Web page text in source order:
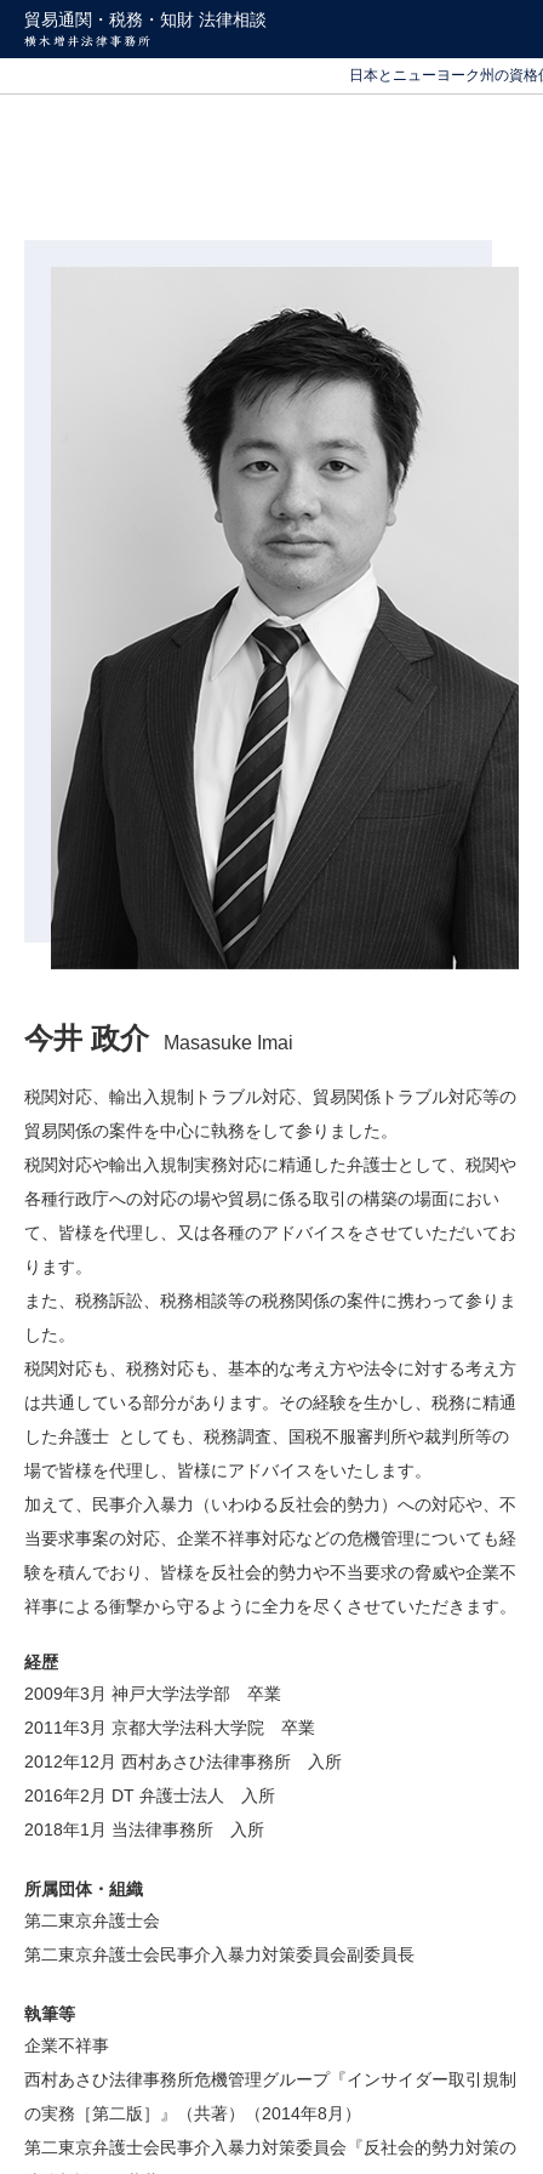
貿易通関・税務・知財 法律相談
日本とニューヨーク州の資
今井 政介 Masasuke Imai
税関対応、輸出入規制トラブル対応、貿易関係トラブル対応等の
貿易関係の案件を中心に執務をして参りました。
税関対応や輸出入規制実務対応に精通した弁護士として、税関や
各種行政庁への対応の場や貿易に係る取引の構築の場面におい
て、皆様を代理し、又は各種のアドバイスをさせていただいてお
ります。
また、税務訴訟、税務相談等の税務関係の案件に携わって参りま
した。
税関対応も、税務対応も、基本的な考え方や法令に対する考え方
は共通している部分があります。その経験を生かし、税務に精通
した弁護士 としても、税務調査、国税不服審判所や裁判所等の
場で皆様を代理し、皆様にアドバイスをいたします。
加えて、民事介入暴力（いわゆる反社会的勢力）への対応や、不
当要求事案の対応、企業不祥事対応などの危機管理についても経
験を積んでおり、皆様を反社会的勢力や不当要求の脅威や企業不
祥事による衝撃から守るように全力を尽くさせていただきます。
経歴
2009年3月 神戸大学法学部 卒業
2011年3月 京都大学法科大学院 卒業
2012年12月 西村あさひ法律事務所 入所
2016年2月 DT 弁護士法人 入所
2018年1月 当法律事務所 入所
所属団体・組織
第二東京弁護士会
第二東京弁護士会民事介入暴力対策委員会副委員長
執筆等
企業不祥事
西村あさひ法律事務所危機管理グループ『インサイダー取引規制
の実務［第二版］』（共著）（2014年8月）
第二東京弁護士会民事介入暴力対策委員会『反社会的勢力対策の